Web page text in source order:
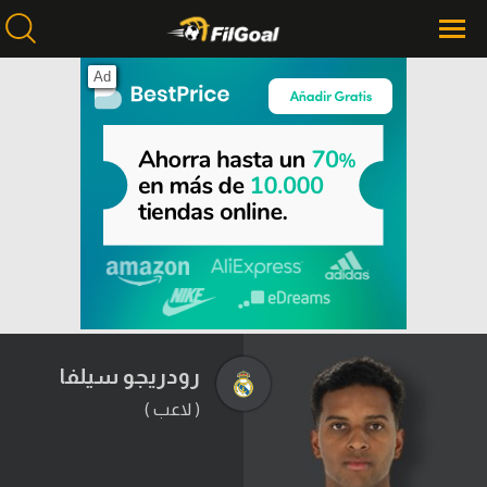
Ad
مسابقة التوقعات
فيديوهات
عدسات
رودريجو سيلفا
( لاعب )